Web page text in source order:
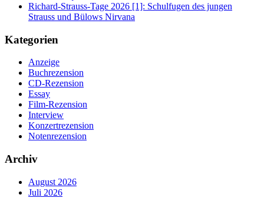
Richard-Strauss-Tage 2026 [1]: Schulfugen des jungen
Strauss und Bülows Nirvana
Kategorien
Anzeige
Buchrezension
CD-Rezension
Essay
Film-Rezension
Interview
Konzertrezension
Notenrezension
Archiv
August 2026
Juli 2026